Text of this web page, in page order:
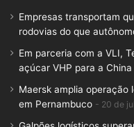
Empresas transportam
rodovias do que
Em parceria com a VLI,
açúcar VHP para a China
Maersk amplia
em Pernambuco
20 de